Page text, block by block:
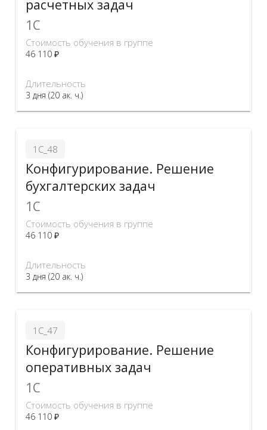
расчетных задач
1C
Стоимость обучения в группе
46 110 ₽
Длительность
3 дня (20 ак. ч.)
1С_48
Конфигурирование. Решение
бухгалтерских задач
1C
Стоимость обучения в группе
46 110 ₽
Длительность
3 дня (20 ак. ч.)
1С_47
Конфигурирование. Решение
оперативных задач
1C
Стоимость обучения в группе
46 110 ₽